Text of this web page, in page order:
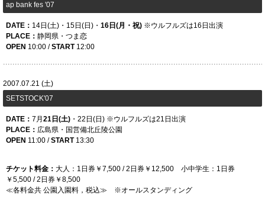
ap bank fes '07
DATE： 14日(土)・15日(日)・ 16日(月・祝) ※ウルフルズは16日出演
PLACE： 静岡県・つま恋
OPEN 10:00 /START12:00
2007.07.21 (土)
SETSTOCK'07
DATE： 7 月 21日(土) ・22日(日) ※ウルフルズは21日出演
PLACE： 広島県・国営備北丘陵公園
OPEN 11:00 /START13:30
チケット料金： 大人：1日券￥7,500 / 2日券￥12,500 小中学生：1日券
￥5,500 / 2日券￥8,500
≪各料金共 公園入園料，税込≫ ※オールスタンディング